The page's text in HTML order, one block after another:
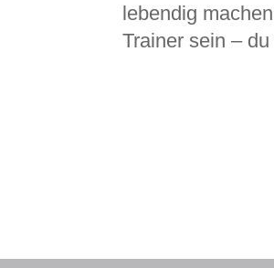
lebendig
Trainer sein –